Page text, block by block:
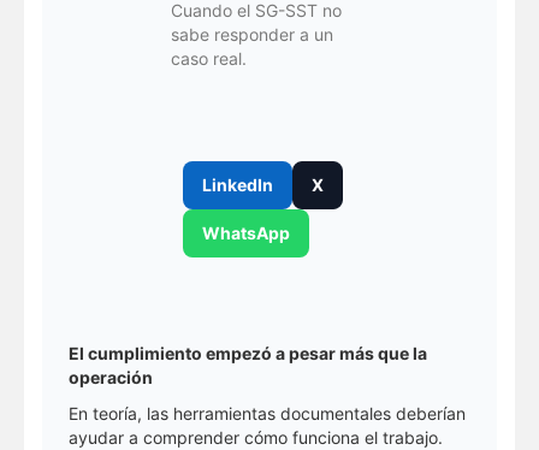
Cuando el SG-SST no
sabe responder a un
caso real.
LinkedIn X
WhatsApp
El cumplimiento empezó a pesar más que la
operación
En teoría, las herramientas documentales deberían
ayudar a comprender cómo funciona el trabajo.